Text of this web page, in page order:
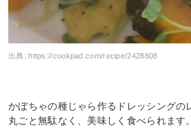
出典:https://cookpad.com/recipe/2428808
かぼちゃの種じゃら作るドレッシングの
丸ごと無駄なく、美味しく食べられます。